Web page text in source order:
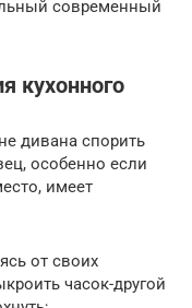
современный
кухонного
дивана спорить
особенно если
имеет
от своих
часок-другой